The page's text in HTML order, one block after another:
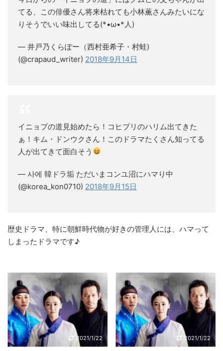
てる、この俳優さん将来枯れても小林薫さんみたいにな
りそうでいい味出してる(*•ω•*人)
— 井戸乃くらぽー（西村亜希子・村蛙)
(@crapaud_writer) 2018年9月14日
イニョプの道見始めたら！コヒプリのハリム出てきた
ぁ！キム・ドンウクさん！このドラマたくさん知ってる
人が出てきて面白そう
— 사에 韓ドラ垢 ただいまコンユ沼にハマり中
(@korea_kon0710) 2018年9月15日
歴史ドラマ、特に朝鮮時代物が好きの管理人には、ハマって
しまったドラマです♪
2021/1/22 2021/1/22